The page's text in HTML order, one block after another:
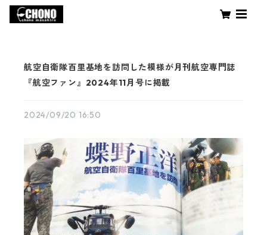
航空自衛隊百里基地を訪問した模様が月刊航空専門誌
『航空ファン』2024年11月号に掲載
2024/09/20 16:50